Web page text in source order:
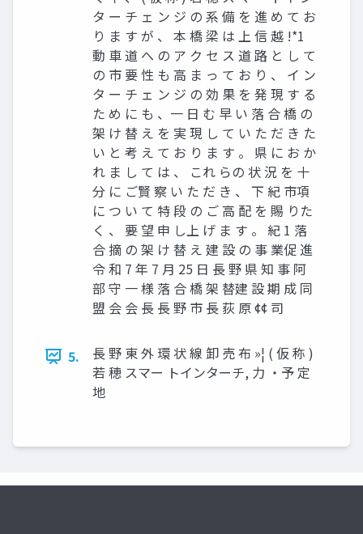
タ ー チ ェ ン ジ の 系 備 を 進 め て お
り ま す が 、 本 橋 梁 は 上 信 越 !*1
動 車 道 へ の ア ク セ ス 道 路 と し て
の 市 要 性 も 高 ま っ て お り 、 イ ン
タ ー チ ェ ン ジ の 効 果 を 発 現 す る
た め に も 、一 日 む 早 い 落 合 橋 の
架 け 替 え を 実 現 し て い た だ き た
い と 考 え て お り ま す 。 県 に お か
れ ま し て は 、 これ らの 状 況 を 十
分 に ご賢 察 い た だ き 、 下 紀 市項
に つ い て 特 段 の ご 高 配 を 賜 りた
く 、 要 望 申 し上 げ ま す 。 紀 1 落
合 摘 の 架 け 替 え 建 設 の 事 業促 進
令 和 7 年 7 月 25 日 長 野 県 知 事 阿
部 守 一 様 落 合 橋 架 替建 設 期 成 同
盟 会 会 長 長 野 市 長 荻 原 ¢¢ 司
5.
長 野 東 外 環 状 線 卸 売 布 »¦ ( 仮 称 )
若 穂 スマー トインターチ, 力 ・予 定
地